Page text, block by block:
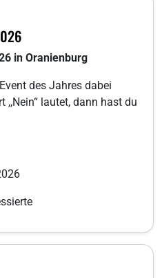
in Oranienburg
des Jahres dabei
,,Nein“ lautet, dann hast du